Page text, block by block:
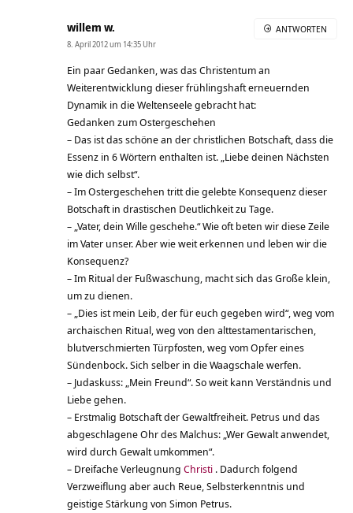
willem w.
8. April 2012 um 14:35 Uhr
Ein paar Gedanken, was das Christentum an
Weiterentwicklung dieser frühlingshaft erneuernden
Dynamik in die Weltenseele gebracht hat:
Gedanken zum Ostergeschehen
– Das ist das schöne an der christlichen Botschaft, dass die
Essenz in 6 Wörtern enthalten ist. „Liebe deinen Nächsten
wie dich selbst“.
– Im Ostergeschehen tritt die gelebte Konsequenz dieser
Botschaft in drastischen Deutlichkeit zu Tage.
– „Vater, dein Wille geschehe.“ Wie oft beten wir diese Zeile
im Vater unser. Aber wie weit erkennen und leben wir die
Konsequenz?
– Im Ritual der Fußwaschung, macht sich das Große klein,
um zu dienen.
– „Dies ist mein Leib, der für euch gegeben wird“, weg vom
archaischen Ritual, weg von den alttestamentarischen,
blutverschmierten Türpfosten, weg vom Opfer eines
Sündenbock. Sich selber in die Waagschale werfen.
– Judaskuss: „Mein Freund“. So weit kann Verständnis und
Liebe gehen.
– Erstmalig Botschaft der Gewaltfreiheit. Petrus und das
abgeschlagene Ohr des Malchus: „Wer Gewalt anwendet,
wird durch Gewalt umkommen“.
– Dreifache Verleugnung Christi . Dadurch folgend
Verzweiflung aber auch Reue, Selbsterkenntnis und
geistige Stärkung von Simon Petrus.
ANTWORTEN